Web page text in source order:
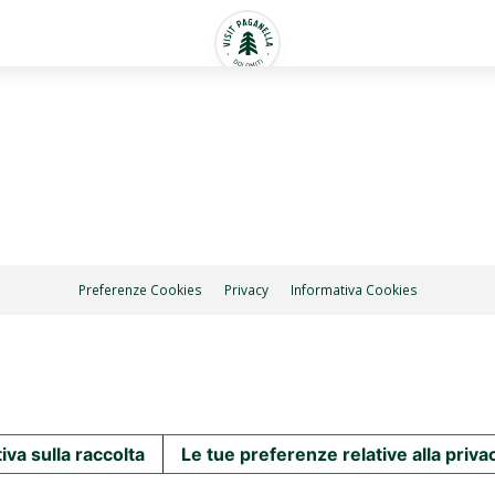
Preferenze Cookies Privacy Informativa Cookies
sulla raccolta Le tue preferenze relative alla